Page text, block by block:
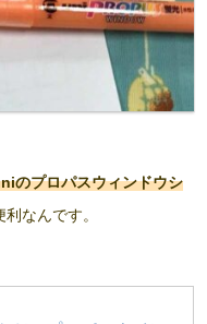
のプロパスウィンドウシ
なんです。